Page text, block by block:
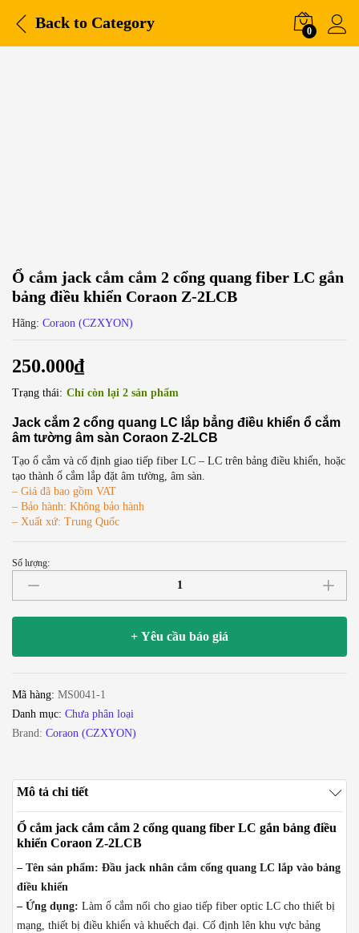
Back to Category 0
Ổ cắm jack cắm cắm 2 cổng quang fiber LC gắn
bảng điều khiển Coraon Z-2LCB
Hãng: Coraon (CZXYON)
250.000₫
Trạng thái: Chỉ còn lại 2 sản phẩm
Jack cắm 2 cổng quang LC lắp bẳng điều khiển ổ cắm
âm tường âm sàn Coraon Z-2LCB
Tạo ổ cắm và cố định giao tiếp fiber LC – LC trên bảng điều khiển, hoặc
tạo thành ổ cắm lắp đặt âm tường, âm sàn.
– Giá đã bao gồm VAT
– Bảo hành: Không bảo hành
– Xuất xứ: Trung Quốc
Ổ
cắm
quang
fiber
LC
bảng
điều
Coraon
2LCB
số
lượng
Số lượng:
+ Yêu cầu báo giá
Mã hàng: MS0041-1
Danh mục: Chưa phân loại
Brand: Coraon (CZXYON)
Mô tả chi tiết
Ổ cắm jack cắm cắm 2 cổng quang fiber LC gắn bảng điều
khiển Coraon Z-2LCB
– Tên sản phẩm: Đầu jack nhân cắm cổng quang LC lắp vào bảng
điều khiển
– Ứng dụng: Làm ổ cắm nối cho giao tiếp fiber optic LC cho thiết bị
mạng, thiết bị điều khiển và khuếch đại. Cố định lên khu vực bảng